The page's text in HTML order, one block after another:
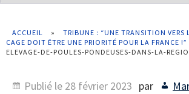
ACCUEIL »
TRIBUNE : “UNE TRANSITION VERS
CAGE DOIT ÊTRE UNE PRIORITÉ POUR LA FRANCE !”
ELEVAGE-DE-POULES-PONDEUSES-DANS-LA-
Publié le 28 février 2023 par